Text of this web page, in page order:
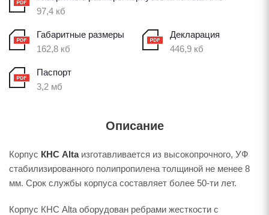
97,4 кб
Габаритные размеры
162,8 кб
Декларация
446,9 кб
Паспорт
3,2 мб
Описание
Корпус КНС Alta изготавливается из высокопрочного, УФ
стабилизированного полипропилена толщиной не менее 8
мм. Срок службы корпуса составляет более 50-ти лет.
Корпус КНС Alta оборудован ребрами жесткости с